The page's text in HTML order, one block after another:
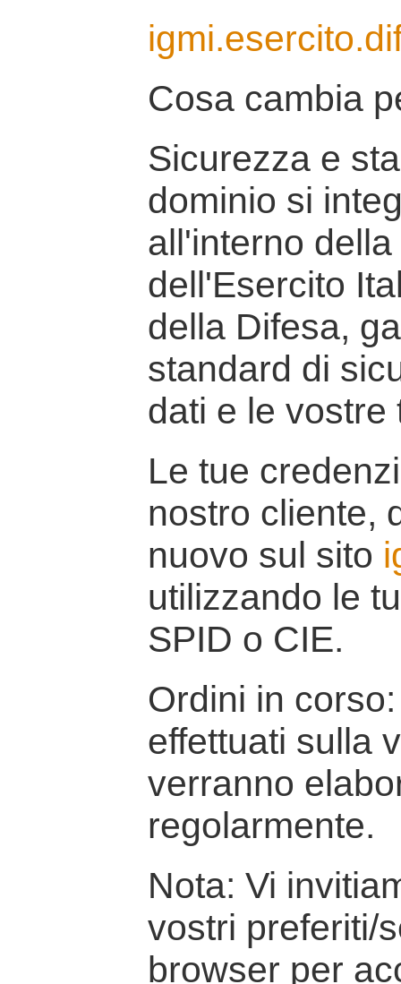
Cosa cambia
Sicurezza e
dominio si
all'interno
dell'Esercito
della Difesa,
standard di
dati e le vostre
Le tue
nostro cliente,
nuovo sul sito
utilizzando le
SPID o CIE.
Ordini in
effettuati sulla
verranno
regolarmente.
Nota: Vi
vostri preferiti/
browser per